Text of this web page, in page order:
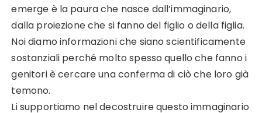
emerge è la paura che nasce dall’immaginario,
dalla proiezione che si fanno del figlio o della figlia.
Noi diamo informazioni che siano scientificamente
sostanziali perché molto spesso quello che fanno i
genitori è cercare una conferma di ciò che loro già
temono.
Li supportiamo nel decostruire questo immaginario